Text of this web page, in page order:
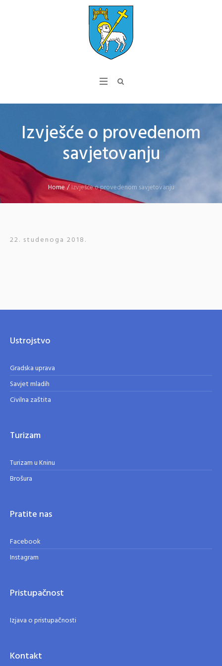
Izvješće o provedenom
savjetovanju
Home /Izvješće o provedenom savjetovanju
22. studenoga 2018.
Ustrojstvo
Gradska uprava
Savjet mladih
Civilna zaštita
Turizam
Turizam u Kninu
Brošura
Pratite nas
Facebook
Instagram
Pristupačnost
Izjava o pristupačnosti
Kontakt